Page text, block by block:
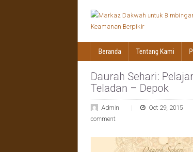
Beranda Tentang Kami
Daurah Sehari:
Teladan – Depok
Admin Oct 29, 2015
comment